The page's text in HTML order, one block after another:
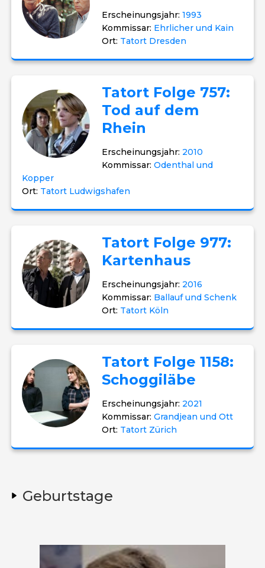
Erscheinungsjahr:1993
Kommissar: Ehrlicher und Kain
Ort: Tatort Dresden
Tatort Folge 757:
Tod auf dem
Rhein
Erscheinungsjahr: 2010
Kommissar:Odenthal und
Kopper
Ort: Tatort Ludwigshafen
Tatort Folge 977:
Kartenhaus
Erscheinungsjahr: 2016
Kommissar: Ballauf und Schenk
Ort: Tatort Köln
Tatort Folge 1158:
Schoggiläbe
Erscheinungsjahr: 2021
Kommissar:Grandjean und Ott
Ort: Tatort Zürich
Geburtstage